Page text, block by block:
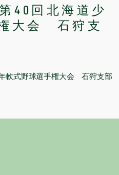
40回北海道少
大会 石狩支
軟式野球選手権大会 石狩支部